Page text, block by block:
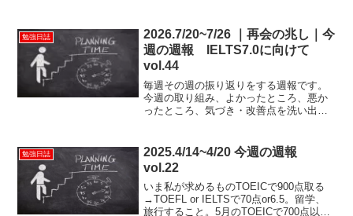
勉強日誌
2026.7/20~7/26 ｜再会の兆し｜今
週の週報 IELTS7.0に向けて
vol.44
毎週その週の振り返りをする週報です。
今週の取り組み、よかったところ、悪か
ったところ、気づき・改善点を洗い出
勉強日誌
2025.4/14~4/20 今週の週報
vol.22
いま私が求めるものTOEICで900点取る
→TOEFL or IELTSで70点or6.5。留学、
旅行すること。5月のTOEICで700点以上